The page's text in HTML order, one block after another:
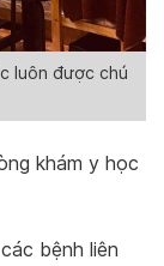
luôn được chú
khám y học
bệnh liên